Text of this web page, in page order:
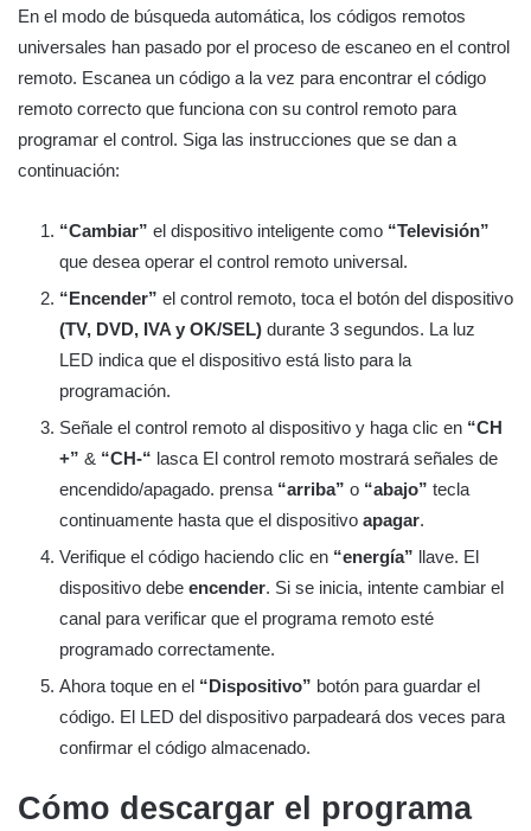
En el modo de búsqueda automática, los códigos remotos
universales han pasado por el proceso de escaneo en el control
remoto. Escanea un código a la vez para encontrar el código
remoto correcto que funciona con su control remoto para
programar el control. Siga las instrucciones que se dan a
continuación:
“Cambiar” el dispositivo inteligente como “Televisión”
que desea operar el control remoto universal.
“Encender” el control remoto, toca el botón del dispositivo
(TV, DVD, IVA y OK/SEL) durante 3 segundos. La luz
LED indica que el dispositivo está listo para la
programación.
Señale el control remoto al dispositivo y haga clic en “CH
+” & “CH-“ lasca El control remoto mostrará señales de
encendido/apagado. prensa “arriba” o “abajo” tecla
continuamente hasta que el dispositivo apagar.
Verifique el código haciendo clic en “energía” llave. El
dispositivo debe encender. Si se inicia, intente cambiar el
canal para verificar que el programa remoto esté
programado correctamente.
Ahora toque en el “Dispositivo” botón para guardar el
código. El LED del dispositivo parpadeará dos veces para
confirmar el código almacenado.
Cómo descargar el programa